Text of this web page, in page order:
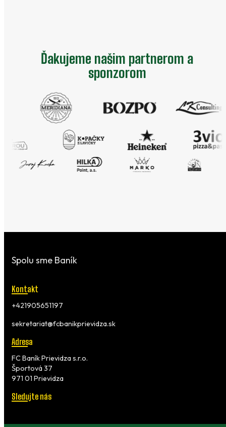
Ďakujeme našim partnerom a
sponzorom
Spolu sme Baník
Kontakt
+421905651197
sekretariat@fcbanikprievidza.sk
Adresa
FC Baník Prievidza s.r.o.
Športová 37
971 01 Prievidza
Sledujte nás